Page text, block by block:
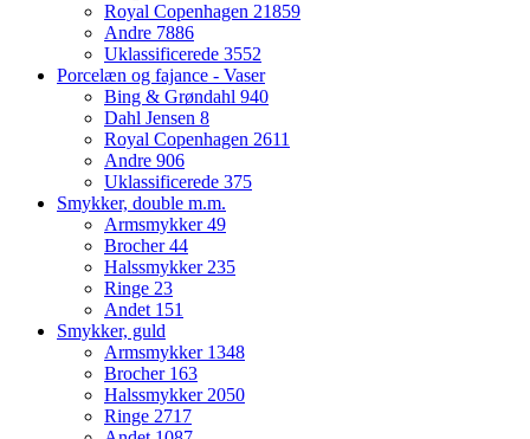
Royal Copenhagen 21859
Andre 7886
Uklassificerede 3552
Porcelæn og fajance - Vaser
Bing & Grøndahl 940
Dahl Jensen 8
Royal Copenhagen 2611
Andre 906
Uklassificerede 375
Smykker, double m.m.
Armsmykker49
Brocher44
Halssmykker 235
Ringe 23
Andet 151
Smykker, guld
Armsmykker 1348
Brocher 163
Halssmykker 2050
Ringe 2717